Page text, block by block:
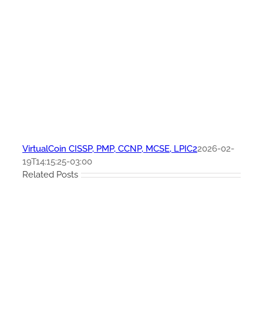
VirtualCoin CISSP, PMP, CCNP, MCSE, LPIC22026-02-
19T14:15:25-03:00
Related Posts